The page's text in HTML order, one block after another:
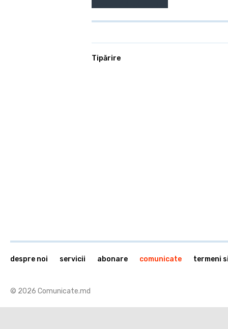
Tipărire
© 2026 Comunicate.md
despre noi servicii abonare comunicate termeni